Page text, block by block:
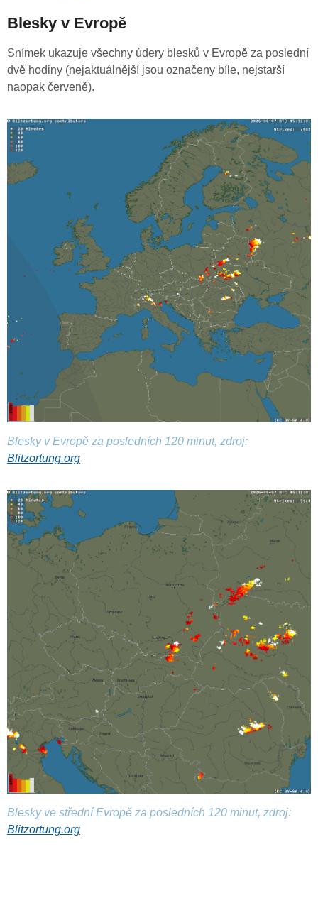
Blesky v Evropě
Snímek ukazuje všechny údery blesků v Evropě za poslední
dvě hodiny (nejaktuálnější jsou označeny bíle, nejstarší
naopak červeně).
Blesky v Evropě za posledních 120 minut, zdroj:
Blitzortung.org
Blesky ve střední Evropě za posledních 120 minut, zdroj:
Blitzortung.org